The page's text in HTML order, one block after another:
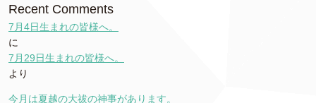
Recent Comments
7月4日生まれの皆様へ。
に
7月29日生まれの皆様へ。
より
今月は夏越の大祓の神事があります。